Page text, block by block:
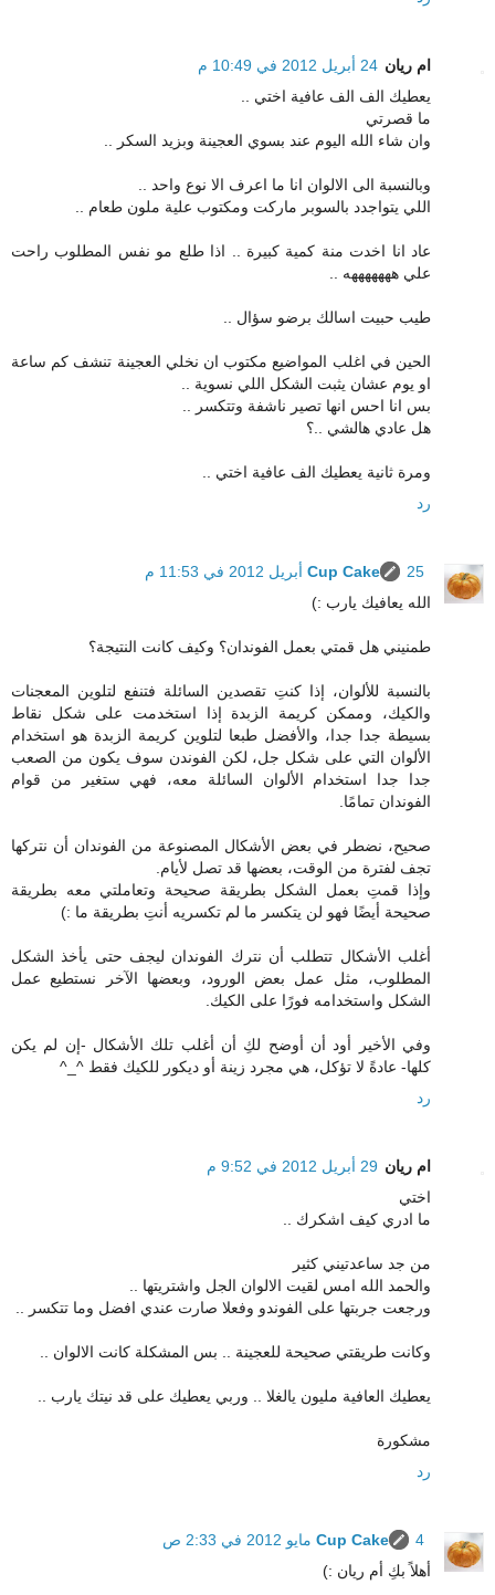
ام ريان 24 أبريل 2012 في 10:49 م
يعطيك الف الف عافية اختي ..
ما قصرتي
وان شاء الله اليوم عند بسوي العجينة وبزيد السكر ..
وبالنسبة الى الالوان انا ما اعرف الا نوع واحد ..
اللي يتواجدد بالسوبر ماركت ومكتوب علية ملون طعام ..
عاد انا اخدت منة كمية كبيرة .. اذا طلع مو نفس المطلوب راحت
علي هههههههه ..
طيب حبيت اسالك برضو سؤال ..
الحين في اغلب المواضيع مكتوب ان نخلي العجينة تنشف كم ساعة
او يوم عشان يثبت الشكل اللي نسوية ..
بس انا احس انها تصير ناشفة وتتكسر ..
هل عادي هالشي ..؟
ومرة ثانية يعطيك الف عافية اختي ..
رد
Cup Cake
25 أبريل 2012 في 11:53 م
الله يعافيك يارب :)
طمنيني هل قمتي بعمل الفوندان؟ وكيف كانت النتيجة؟
بالنسبة للألوان، إذا كنتِ تقصدين السائلة فتنفع لتلوين المعجنات
والكيك، وممكن كريمة الزبدة إذا استخدمت على شكل نقاط
بسيطة جدا جدا، والأفضل طبعا لتلوين كريمة الزبدة هو استخدام
الألوان التي على شكل جل، لكن الفوندن سوف يكون من الصعب
جدا جدا استخدام الألوان السائلة معه، فهي ستغير من قوام
الفوندان تمامًا.
صحيح، نضطر في بعض الأشكال المصنوعة من الفوندان أن نتركها
تجف لفترة من الوقت، بعضها قد تصل لأيام.
وإذا قمتِ بعمل الشكل بطريقة صحيحة وتعاملتي معه بطريقة
صحيحة أيضًا فهو لن يتكسر ما لم تكسريه أنتِ بطريقة ما :)
أغلب الأشكال تتطلب أن نترك الفوندان ليجف حتى يأخذ الشكل
المطلوب، مثل عمل بعض الورود، وبعضها الآخر نستطيع عمل
الشكل واستخدامه فورًا على الكيك.
وفي الأخير أود أن أوضح لكِ أن أغلب تلك الأشكال -إن لم يكن
كلها- عادةً لا تؤكل، هي مجرد زينة أو ديكور للكيك فقط ^_^
رد
ام ريان 29 أبريل 2012 في 9:52 م
اختي
ما ادري كيف اشكرك ..
من جد ساعدتيني كثير
والحمد الله امس لقيت الالوان الجل واشتريتها ..
ورجعت جربتها على الفوندو وفعلا صارت عندي افضل وما تتكسر ..
وكانت طريقتي صحيحة للعجينة .. بس المشكلة كانت الالوان ..
يعطيك العافية مليون يالغلا .. وربي يعطيك على قد نيتك يارب ..
مشكورة
رد
Cup Cake
4 مايو 2012 في 2:33 ص
أهلاً بكِ أم ريان :)